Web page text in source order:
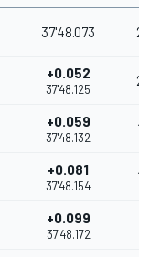
37'48.073 25
+0.052
37'48.125
20
+0.059
37'48.132
16
+0.081
37'48.154
13
+0.099
37'48.172